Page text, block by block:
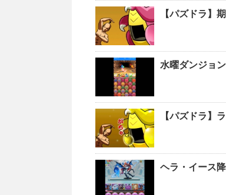
【パズドラ】
水曜ダンジョ
【パズドラ】
ヘラ・イース